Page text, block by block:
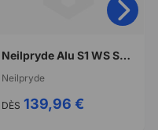
Neilpryde Alu S1 WS Spreader Bar
Neilpryde
DÈS 139,96 €